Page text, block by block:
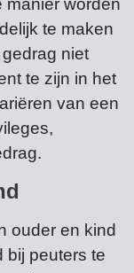
manier worden
te maken
niet
te zijn in het
van een
ouder en kind
bij peuters te